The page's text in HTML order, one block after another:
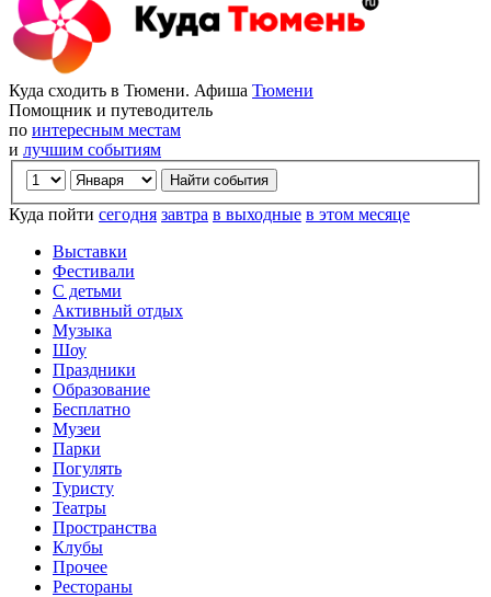
Куда сходить в Тюмени. Афиша Тюмени
Помощник и путеводитель
по интересным местам
и лучшим событиям
Куда пойти сегодня завтра в выходные в этом месяце
Выставки
Фестивали
С детьми
Активный отдых
Музыка
Шоу
Праздники
Образование
Бесплатно
Музеи
Парки
Погулять
Туристу
Театры
Пространства
Клубы
Прочее
Рестораны